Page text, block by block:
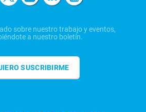
sobre nuestro trabajo y eventos,
a nuestro boletín.
SUSCRIBIRME